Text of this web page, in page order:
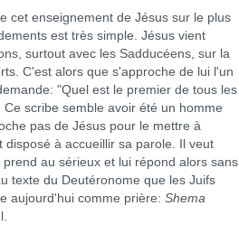
enseignement de Jésus sur le plus
est très simple. Jésus vient
surtout avec les Sadducéens, sur la
C'est alors que s'approche de lui l'un
"Quel est le premier de tous les
scribe semble avoir été un homme
pas de Jésus pour le mettre à
disposé à accueillir sa parole. Il veut
au sérieux et lui répond alors sans
texte du Deutéronome que les Juifs
aujourd'hui comme prière: Shema